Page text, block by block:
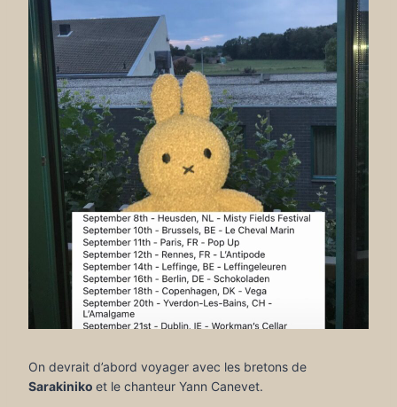
On devrait d’abord voyager avec les bretons de
Sarakiniko et le chanteur Yann Canevet.